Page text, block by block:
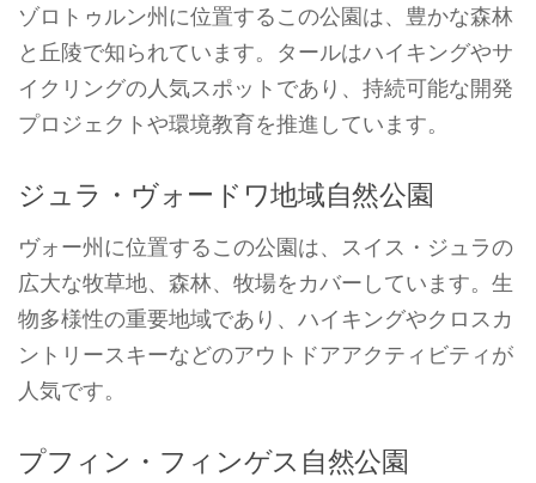
ゾロトゥルン州に位置するこの公園は、豊かな森林
と丘陵で知られています。タールはハイキングやサ
イクリングの人気スポットであり、持続可能な開発
プロジェクトや環境教育を推進しています。
ジュラ・ヴォードワ地域自然公園
ヴォー州に位置するこの公園は、スイス・ジュラの
広大な牧草地、森林、牧場をカバーしています。生
物多様性の重要地域であり、ハイキングやクロスカ
ントリースキーなどのアウトドアアクティビティが
人気です。
プフィン・フィンゲス自然公園